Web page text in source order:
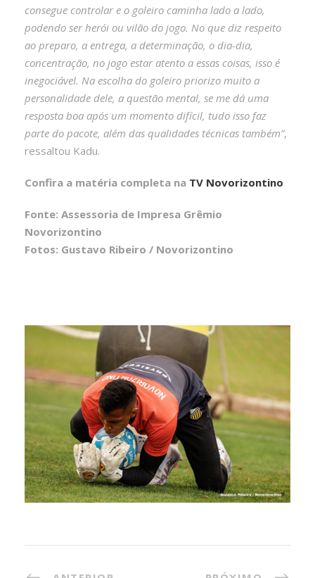
consegue controlar e o goleiro caminha lado a lado,
podendo ser herói ou vilão do jogo. No que diz respeito
ao preparo, a entrega, a determinação, o dia-dia,
concentração, no jogo estar atento a essas coisas, isso é
inegociável. Na escolha do goleiro priorizo muito a
personalidade dele, a questão mental, se me dá uma
resposta boa após um momento difícil, tudo isso faz
parte do pacote, além das qualidades técnicas também”,
ressaltou Kadu.
Confira a matéria completa na TV Novorizontino
Fonte: Assessoria de Impresa Grêmio
Novorizontino
Fotos: Gustavo Ribeiro / Novorizontino